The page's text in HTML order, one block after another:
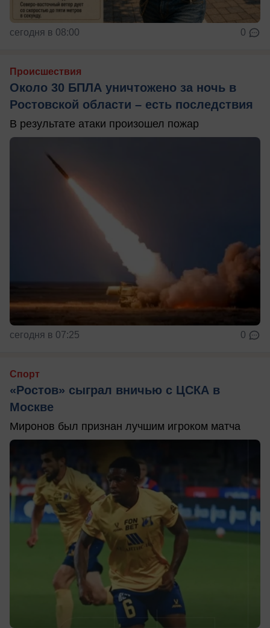
сегодня в 08:00 0
Происшествия
Около 30 БПЛА уничтожено за ночь в
Ростовской области – есть последствия
В результате атаки произошел пожар
сегодня в 07:25 0
Спорт
«Ростов» сыграл вничью с ЦСКА в
Москве
Миронов был признан лучшим игроком матча